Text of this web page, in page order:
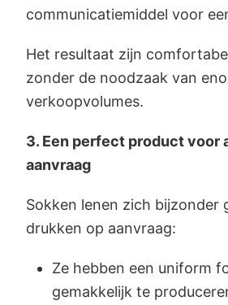
communicatiemiddel voor
Het resultaat zijn
zonder de noodzaak van
verkoopvolumes.
3. Een perfect product voor
aanvraag
Sokken lenen zich bijzonder
drukken op aanvraag:
Ze hebben een uniform
gemakkelijk te